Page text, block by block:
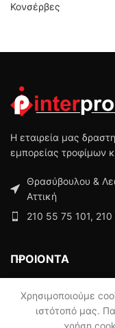
Κονσέρβες
Η εταιρεία μας
εμπορείας τροφίμων
Θρασύβουλου &
Αττική
210 55 75 101,
ΠΡΟΙΟΝΤΑ
ΜΕΝΟΥ
Χρησιμοποιούμε
ιστότοπό μας.
χρήση